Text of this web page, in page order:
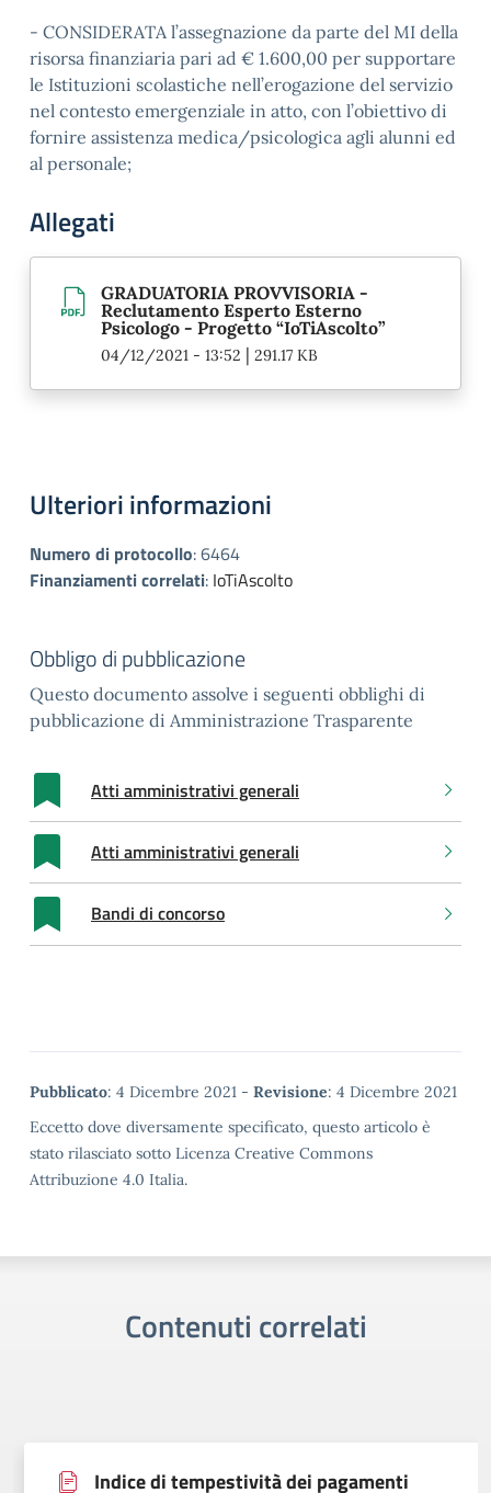
- CONSIDERATA l’assegnazione da parte del MI della
risorsa finanziaria pari ad € 1.600,00 per supportare
le Istituzioni scolastiche nell’erogazione del servizio
nel contesto emergenziale in atto, con l’obiettivo di
fornire assistenza medica/psicologica agli alunni ed
al personale;
Allegati
GRADUATORIA PROVVISORIA -
Reclutamento Esperto Esterno
Psicologo - Progetto “IoTiAscolto”
04/12/2021 - 13:52 | 291.17 KB
Ulteriori informazioni
Numero di protocollo:6464
Finanziamenti correlati: IoTiAscolto
Obbligo di pubblicazione
Questo documento assolve i seguenti obblighi di
pubblicazione di Amministrazione Trasparente
Atti amministrativi generali
Atti amministrativi generali
Bandi di concorso
Metadata
Pubblicato: 4 Dicembre 2021 - Revisione: 4 Dicembre 2021
Eccetto dove diversamente specificato, questo articolo è
stato rilasciato sotto Licenza Creative Commons
Attribuzione 4.0 Italia.
Contenuti correlati
Indice di tempestività dei pagamenti